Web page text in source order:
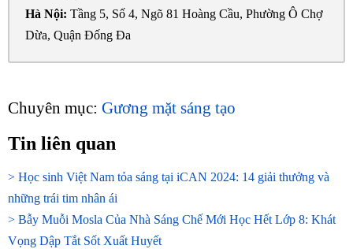
Hà Nội: Tầng 5, Số 4, Ngõ 81 Hoàng Cầu, Phường Ô Chợ
Dừa, Quận Đống Đa
Chuyên mục: Gương mặt sáng tạo
Tin liên quan
> Học sinh Việt Nam tỏa sáng tại iCAN 2024: 14 giải thưởng và
những trái tim nhân ái
> Bẫy Muỗi Mosla Của Nhà Sáng Chế Mới Học Hết Lớp 8: Khát
Vọng Dập Tắt Sốt Xuất Huyết